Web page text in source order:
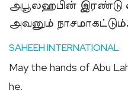
Sponsor
Quran
for
Non-
Muslims
குர்ஆன்
அபூலஹபின் இரண்டு
அவனும் நாசமாகட்டும்.
SAHEEH INTERNATIONAL
May the hands of Abu
he.